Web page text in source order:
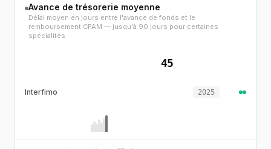
Avance de trésorerie moyenne
Délai moyen en jours entre l'avance de fonds et le
remboursement CPAM — jusqu'à 90 jours pour certaines
spécialités
45
Interfimo 2025